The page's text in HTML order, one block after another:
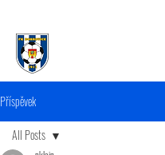
Příspěvek
All Posts